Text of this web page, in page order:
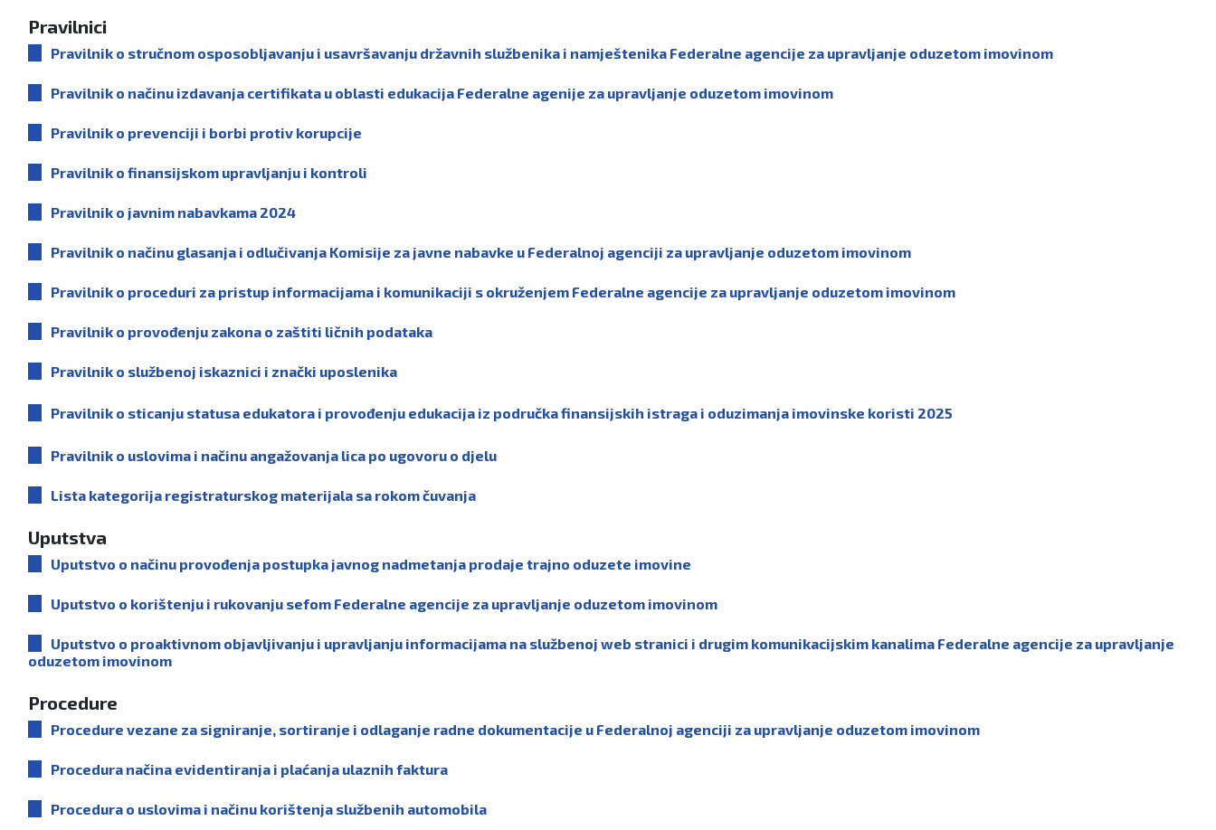
Pravilnici
Pravilnik o stručnom osposobljavanju i usavršavanju državnih službenika i namještenika Federalne agencije za upravljanje oduzetom imovinom
Pravilnik o načinu izdavanja certifikata u oblasti edukacija Federalne agenije za upravljanje oduzetom imovinom
Pravilnik o prevenciji i borbi protiv korupcije
Pravilnik o finansijskom upravljanju i kontroli
Pravilnik o javnim nabavkama 2024
Pravilnik o načinu glasanja i odlučivanja Komisije za javne nabavke u Federalnoj agenciji za upravljanje oduzetom imovinom
Pravilnik o proceduri za pristup informacijama i komunikaciji s okruženjem Federalne agencije za upravljanje oduzetom imovinom
Pravilnik o provođenju zakona o zaštiti ličnih podataka
Pravilnik o službenoj iskaznici i znački uposlenika
Pravilnik o sticanju statusa edukatora i provođenju edukacija iz područka finansijskih istraga i oduzimanja imovinske koristi 2025
Pravilnik o uslovima i načinu angažovanja lica po ugovoru o djelu
Lista kategorija registraturskog materijala sa rokom čuvanja
Uputstva
Uputstvo o načinu provođenja postupka javnog nadmetanja prodaje trajno oduzete imovine
Uputstvo o korištenju i rukovanju sefom Federalne agencije za upravljanje oduzetom imovinom
Uputstvo o proaktivnom objavljivanju i upravljanju informacijama na službenoj web stranici i drugim komunikacijskim kanalima Federalne agencije za upravljanje
oduzetom imovinom
Procedure
Procedure vezane za signiranje, sortiranje i odlaganje radne dokumentacije u Federalnoj agenciji za upravljanje oduzetom imovinom
Procedura načina evidentiranja i plaćanja ulaznih faktura
Procedura o uslovima i načinu korištenja službenih automobila